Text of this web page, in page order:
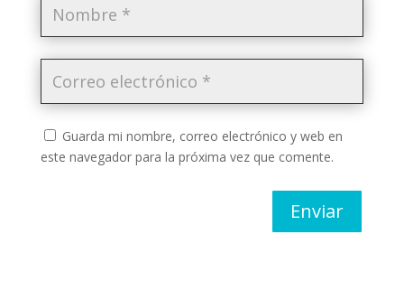
Guarda mi nombre, correo electrónico y web en
este navegador para la próxima vez que comente.
Enviar